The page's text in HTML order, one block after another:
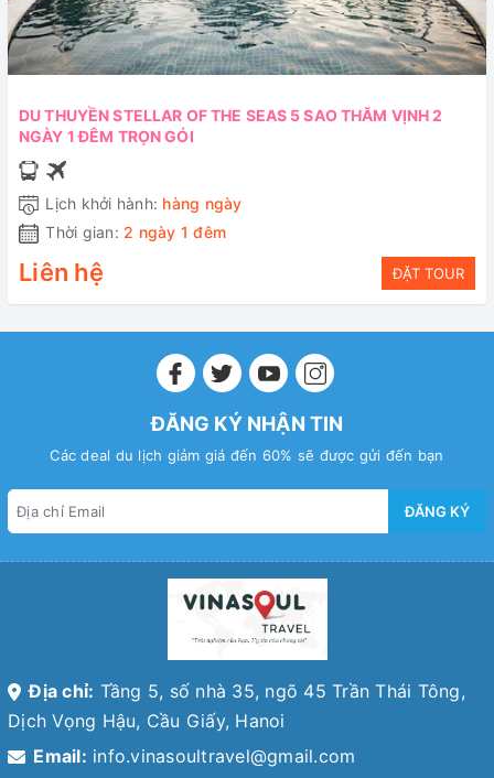
DU THUYỀN STELLAR OF THE SEAS 5 SAO THĂM VỊNH 2
NGÀY 1 ĐÊM TRỌN GÓI
Lịch khởi hành: hàng ngày
Thời gian: 2 ngày 1 đêm
Liên hệ ĐẶT TOUR
ĐĂNG KÝ NHẬN TIN
Các deal du lịch giảm giá đến 60% sẽ được gửi đến bạn
ĐĂNG KÝ
Địa chỉ: Tầng 5, số nhà 35, ngõ 45 Trần Thái Tông,
Dịch Vọng Hậu, Cầu Giấy, Hanoi
Email: info.vinasoultravel@gmail.com